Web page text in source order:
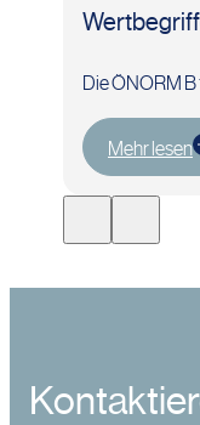
Die ÖNORM B
Mehr lesen